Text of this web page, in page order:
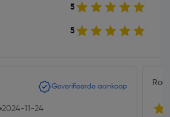
5
5
Geverifieerde aankoop
2024-11-24